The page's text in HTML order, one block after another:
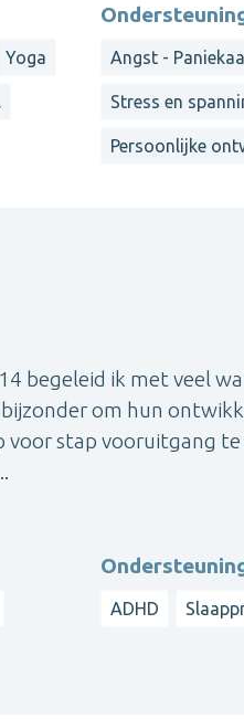
Yoga Angst -
Stress en
Persoonlijke
begeleid ik met veel
om hun
voor stap vooruitgang te
ADHD